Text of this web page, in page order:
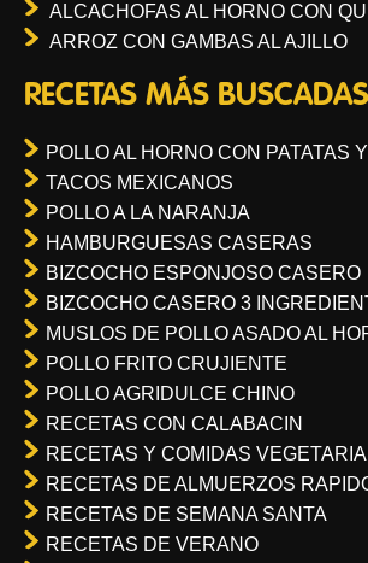
ALCACHOFAS AL HORNO CON
ARROZ CON GAMBAS AL AJILLO
RECETAS MÁS BUSCADAS
POLLO AL HORNO CON PATATAS
TACOS MEXICANOS
POLLO A LA NARANJA
HAMBURGUESAS CASERAS
BIZCOCHO ESPONJOSO CASERO
BIZCOCHO CASERO 3
MUSLOS DE POLLO ASADO AL
POLLO FRITO CRUJIENTE
POLLO AGRIDULCE CHINO
RECETAS CON CALABACIN
RECETAS Y COMIDAS
RECETAS DE ALMUERZOS
RECETAS DE SEMANA SANTA
RECETAS DE VERANO